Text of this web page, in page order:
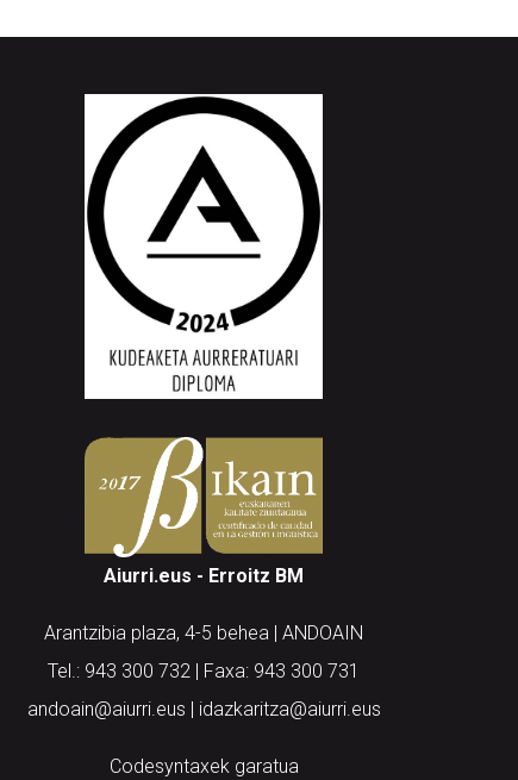
Aiurri.eus - Erroitz BM
Arantzibia plaza, 4-5 behea | ANDOAIN
Tel.: 943 300 732 | Faxa: 943 300 731
andoain@aiurri.eus | idazkaritza@aiurri.eus
Codesyntaxek garatua